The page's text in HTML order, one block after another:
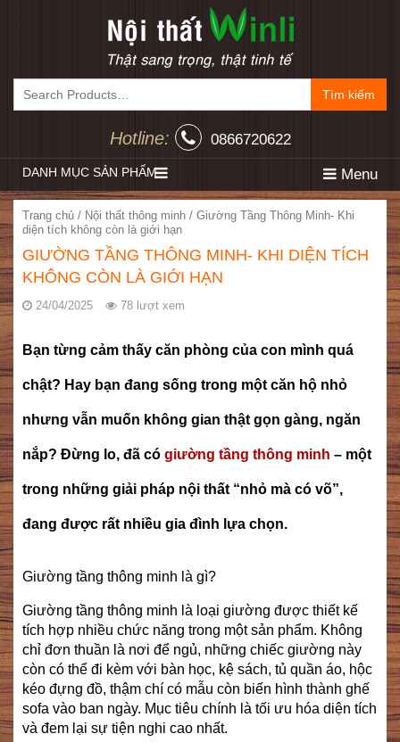
Tìm kiếm
Hotline: 0866720622
DANH MỤC SẢN PHẨM Menu
Trang chủ / Nội thất thông minh / Giường Tầng Thông Minh- Khi
diện tích không còn là giới hạn
GIƯỜNG TẦNG THÔNG MINH- KHI DIỆN TÍCH
KHÔNG CÒN LÀ GIỚI HẠN
24/04/2025 78 lượt xem
Bạn từng cảm thấy căn phòng của con mình quá
chật? Hay bạn đang sống trong một căn hộ nhỏ
nhưng vẫn muốn không gian thật gọn gàng, ngăn
nắp? Đừng lo, đã có giường tầng thông minh – một
trong những giải pháp nội thất “nhỏ mà có võ”,
đang được rất nhiều gia đình lựa chọn.
Giường tầng thông minh là gì?
Giường tầng thông minh là loại giường được thiết kế
tích hợp nhiều chức năng trong một sản phẩm. Không
chỉ đơn thuần là nơi để ngủ, những chiếc giường này
còn có thể đi kèm với bàn học, kệ sách, tủ quần áo, hộc
kéo đựng đồ, thậm chí có mẫu còn biến hình thành ghế
sofa vào ban ngày. Mục tiêu chính là tối ưu hóa diện tích
và đem lại sự tiện nghi cao nhất.